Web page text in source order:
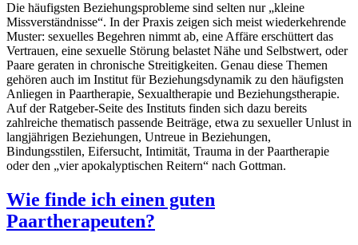
Die häufigsten Beziehungsprobleme sind selten nur „kleine
Missverständnisse“. In der Praxis zeigen sich meist wiederkehrende
Muster: sexuelles Begehren nimmt ab, eine Affäre erschüttert das
Vertrauen, eine sexuelle Störung belastet Nähe und Selbstwert, oder
Paare geraten in chronische Streitigkeiten. Genau diese Themen
gehören auch im Institut für Beziehungsdynamik zu den häufigsten
Anliegen in Paartherapie, Sexualtherapie und Beziehungstherapie.
Auf der Ratgeber-Seite des Instituts finden sich dazu bereits
zahlreiche thematisch passende Beiträge, etwa zu sexueller Unlust in
langjährigen Beziehungen, Untreue in Beziehungen,
Bindungsstilen, Eifersucht, Intimität, Trauma in der Paartherapie
oder den „vier apokalyptischen Reitern“ nach Gottman.
Wie finde ich einen guten
Paartherapeuten?